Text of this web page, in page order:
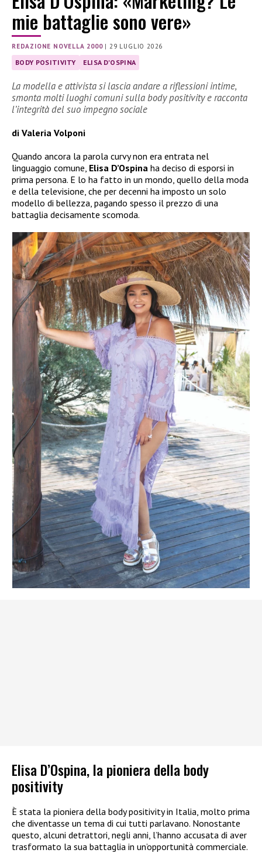
mie battaglie sono vere»
REDAZIONE NOVELLA 2000|29 LUGLIO 2026
BODY POSITIVITY ELISA D'OSPINA
La modella e attivista si lascia andare a riflessioni intime,
smonta molti luoghi comuni sulla body positivity e racconta
l’integrità del suo impegno sociale
di Valeria Volponi
Quando ancora la parola curvy non era entrata nel
linguaggio comune, Elisa D’Ospina ha deciso di esporsi in
prima persona. E lo ha fatto in un mondo, quello della moda
e della televisione, che per decenni ha imposto un solo
modello di bellezza, pagando spesso il prezzo di una
battaglia decisamente scomoda.
Elisa D’Ospina, la pioniera della body
positivity
È stata la pioniera della body positivity in Italia, molto prima
che diventasse un tema di cui tutti parlavano. Nonostante
questo, alcuni detrattori, negli anni, l’hanno accusata di aver
trasformato la sua battaglia in un’opportunità commerciale.